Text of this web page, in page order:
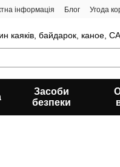
інформація Блог Угода
каяків, байдарок, каное,
Засоби
безпеки